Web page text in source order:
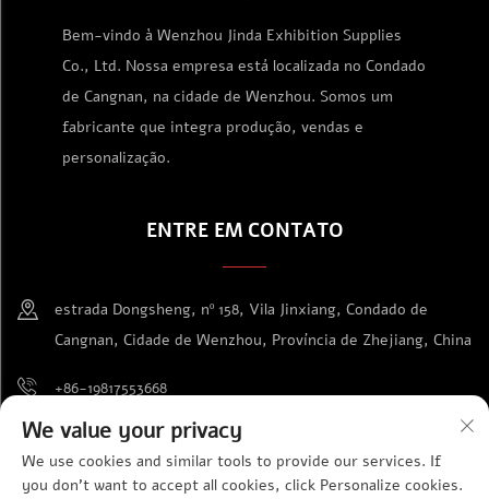
Bem-vindo à Wenzhou Jinda Exhibition Supplies
Co., Ltd. Nossa empresa está localizada no Condado
de Cangnan, na cidade de Wenzhou. Somos um
fabricante que integra produção, vendas e
personalização.
ENTRE EM CONTATO
estrada Dongsheng, nº 158, Vila Jinxiang, Condado de
Cangnan, Cidade de Wenzhou, Província de Zhejiang, China
+86-19817553668
[email protected]
We value your privacy
We use cookies and similar tools to provide our services. If
you don't want to accept all cookies, click Personalize cookies.